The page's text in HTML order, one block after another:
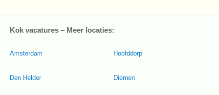
Kok vacatures – Meer locaties:
Amsterdam
Den Helder
Hoofddorp
Diemen